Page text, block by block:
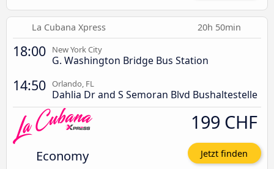
La Cubana Xpress 20h 50min
18:00 New York City
G. Washington Bridge Bus Station
14:50 Orlando, FL
Dahlia Dr and S Semoran Blvd Bushaltestelle
Economy
199 CHF
Jetzt finden